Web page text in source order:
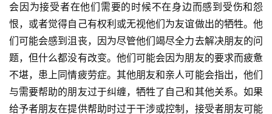
会因为接受者在他们需要的时候不在身边而感到受伤和怨
恨，或者觉得自己有权利或无视他们为友谊做出的牺牲。他
们可能会感到沮丧，因为尽管他们竭尽全力去解决朋友的问
题，但什么都没有改变。他们可能会因为朋友的要求而疲惫
不堪，患上同情疲劳症。其他朋友和亲人可能会指出，他们
与需要帮助的朋友过于纠缠，牺牲了自己和其他关系。如果
给予者朋友在提供帮助时过于干涉或控制，接受者朋友可能